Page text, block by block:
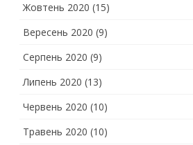
Жовтень 2020 (15)
Вересень 2020 (9)
Серпень 2020 (9)
Липень 2020 (13)
Червень 2020 (10)
Травень 2020 (10)